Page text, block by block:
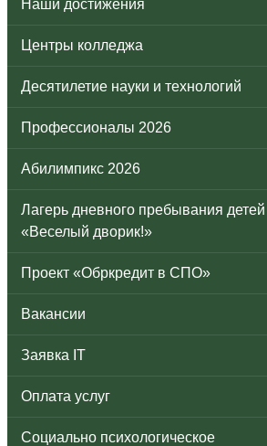
Наши достижения
Центры колледжа
Десятилетие науки и технологий
Профессионалы 2026
Абилимпикс 2026
Лагерь дневного пребывания детей
«Веселый дворик!»
Проект «Обркредит в СПО»
Вакансии
Заявка IT
Оплата услуг
Социально психологическое